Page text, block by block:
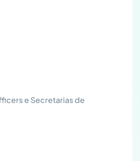
e Secretarias de